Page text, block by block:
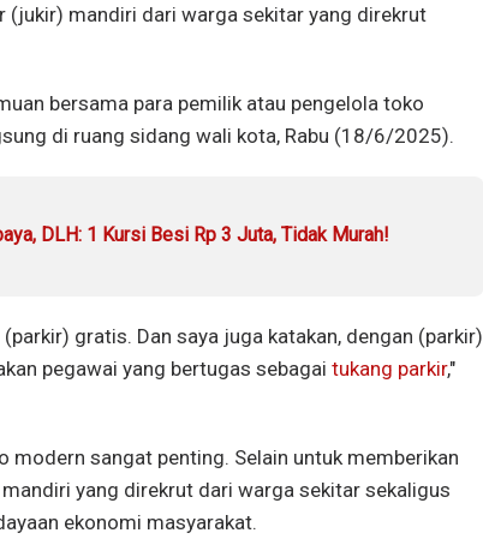
mandiri dari warga sekitar yang direkrut
bersama para pemilik atau pengelola toko
di ruang sidang wali kota, Rabu (18/6/2025).
DLH: 1 Kursi Besi Rp 3 Juta, Tidak Murah!
gratis. Dan saya juga katakan, dengan (parkir)
pegawai yang bertugas sebagai tukang parkir,"
modern sangat penting. Selain untuk memberikan
yang direkrut dari warga sekitar sekaligus
ekonomi masyarakat.